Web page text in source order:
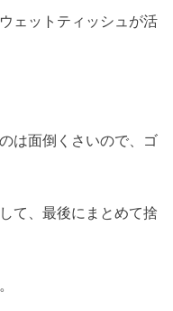
ェットティッシュが活
は面倒くさいので、ゴ
て、最後にまとめて捨